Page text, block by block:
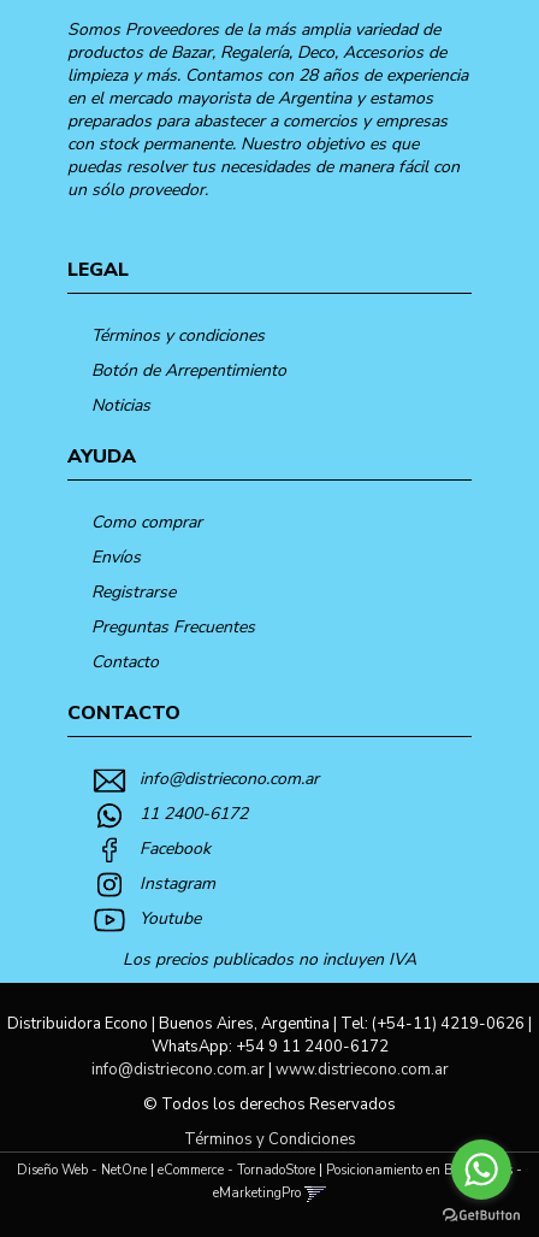
Somos Proveedores de la más amplia variedad de
productos de Bazar, Regalería, Deco, Accesorios de
limpieza y más. Contamos con 28 años de experiencia
en el mercado mayorista de Argentina y estamos
preparados para abastecer a comercios y empresas
con stock permanente. Nuestro objetivo es que
puedas resolver tus necesidades de manera fácil con
un sólo proveedor.
LEGAL
Términos y condiciones
Botón de Arrepentimiento
Noticias
AYUDA
Como comprar
Envíos
Registrarse
Preguntas Frecuentes
Contacto
CONTACTO
info@distriecono.com.ar
11 2400-6172
Facebook
Instagram
Youtube
Los precios publicados no incluyen IVA
Distribuidora Econo | Buenos Aires, Argentina | Tel: (+54-11) 4219-0626 |
WhatsApp: +54 9 11 2400-6172
info@distriecono.com.ar| www.distriecono.com.ar
© Todos los derechos Reservados
Términos y Condiciones
Diseño Web - NetOne eCommerce - TornadoStore
Posicionamiento en Buscadores -
eMarketingPro